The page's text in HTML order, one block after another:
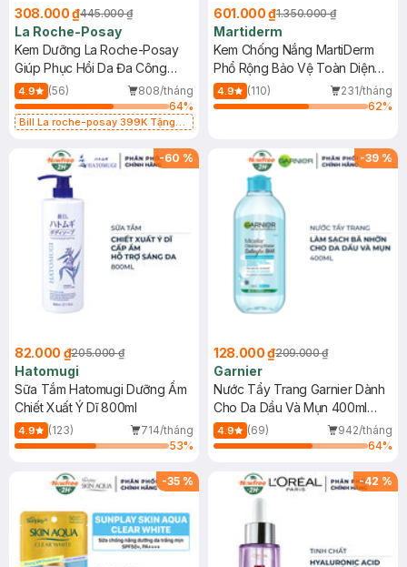
308.000 ₫445.000 ₫
La Roche-Posay
Kem Dưỡng La Roche-Posay
Giúp Phục Hồi Da Đa Công
Dụng 40ml
4.9 (56)
808/tháng
64%
Bill La roche-posay 399K Tặng
(SL có hạn)
601.000 ₫1.350.000 ₫
Martiderm
Kem Chống Nắng MartiDerm
Phổ Rộng Bảo Vệ Toàn Diện
40ml
4.9 (110)
231/tháng
62%
-60 %
82.000 ₫205.000 ₫
Hatomugi
Sữa Tắm Hatomugi Dưỡng Ẩm
Chiết Xuất Ý Dĩ 800ml
4.9 (123)
714/tháng
53%
-39 %
128.000 ₫209.000 ₫
Garnier
Nước Tẩy Trang Garnier Dành
Cho Da Dầu Và Mụn 400ml
(Mới)
4.9 (69)
942/tháng
64%
-35 % -42 %